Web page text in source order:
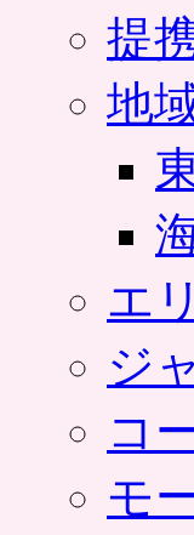
提
地
エ
ジ
コ
モ